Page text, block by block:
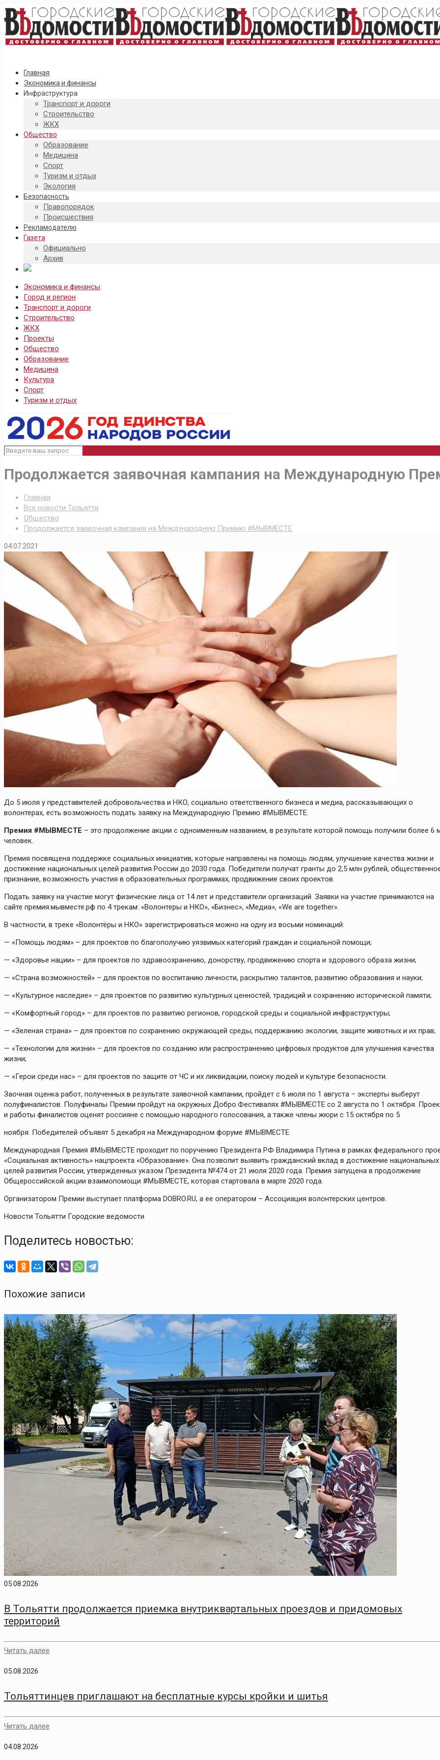
Главная
Экономика и финансы
Инфраструктура
Транспорт и дороги
Строительство
ЖКХ
Общество
Образование
Медицина
Спорт
Туризм и отдых
Экология
Безопасность
Правопорядок
Происшествия
Рекламодателю
Газета
Официально
Архив
Экономика и финансы
Город и регион
Транспорт и дороги
Строительство
ЖКХ
Проекты
Общество
Образование
Медицина
Культура
Спорт
Туризм и отдых
Продолжается заявочная кампания на Международную
Главная
Все новости Тольятти
Общество
Продолжается заявочная кампания на Международную Премию #МЫВМЕСТЕ
04.07.2021
До 5 июля у представителей добровольчества и НКО, социально ответственного бизнеса и медиа, рассказывающих о
волонтерах, есть возможность подать заявку на Международную Премию #МЫВМЕСТЕ.
Премия #МЫВМЕСТЕ – это продолжение акции с одноименным названием, в результате которой помощь получили более 6
человек.
Премия посвящена поддержке социальных инициатив, которые направлены на помощь людям, улучшение качества жизни и
достижение национальных целей развития России до 2030 года. Победители получат гранты до 2,5 млн рублей,
признание, возможность участия в образовательных программах, продвижение своих проектов.
Подать заявку на участие могут физические лица от 14 лет и представители организаций. Заявки на участие принимаются на
сайте премия.мывместе.рф по 4 трекам: «Волонтеры и НКО», «Бизнес», «Медиа», «We are together».
В частности, в треке «Волонтёры и НКО» зарегистрироваться можно на одну из восьми номинаций:
— «Помощь людям» – для проектов по благополучию уязвимых категорий граждан и социальной помощи;
— «Здоровье нации» – для проектов по здравоохранению, донорству, продвижению спорта и здорового образа жизни;
— «Страна возможностей» – для проектов по воспитанию личности, раскрытию талантов, развитию образования и науки;
— «Культурное наследие» – для проектов по развитию культурных ценностей, традиций и сохранению исторической памяти;
— «Комфортный город» – для проектов по развитию регионов, городской среды и социальной инфраструктуры;
— «Зеленая страна» – для проектов по сохранению окружающей среды, поддержанию экологии, защите животных и их прав;
— «Технологии для жизни» – для проектов по созданию или распространению цифровых продуктов для улучшения качества
жизни;
— «Герои среди нас» – для проектов по защите от ЧС и их ликвидации, поиску людей и культуре безопасности.
Заочная оценка работ, полученных в результате заявочной кампании, пройдет с 6 июля по 1 августа – эксперты выберут
полуфиналистов. Полуфиналы Премии пройдут на окружных Добро.Фестивалях #МЫВМЕСТЕ со 2 августа по 1 октября.
и работы финалистов оценят россияне с помощью народного голосования, а также члены жюри с 15 октября по 5
ноября. Победителей объявят 5 декабря на Международном форуме #МЫВМЕСТЕ.
Международная Премия #МЫВМЕСТЕ проходит по поручению Президента РФ Владимира Путина в рамках федерального
«Социальная активность» нацпроекта «Образование». Она позволит выявить гражданский вклад в достижение национальных
целей развития России, утвержденных указом Президента №474 от 21 июля 2020 года. Премия запущена в продолжение
Общероссийской акции взаимопомощи #МЫВМЕСТЕ, которая стартовала в марте 2020 года.
Организатором Премии выступает платформа DOBRO.RU, а ее оператором – Ассоциация волонтерских центров.
Новости Тольятти Городские ведомости
Поделитесь новостью:
Похожие записи
05.08.2026
В Тольятти продолжается приемка внутриквартальных проездов и придомовых
территорий
Читать далее
05.08.2026
Тольяттинцев приглашают на бесплатные курсы кройки и шитья
Читать далее
04.08.2026